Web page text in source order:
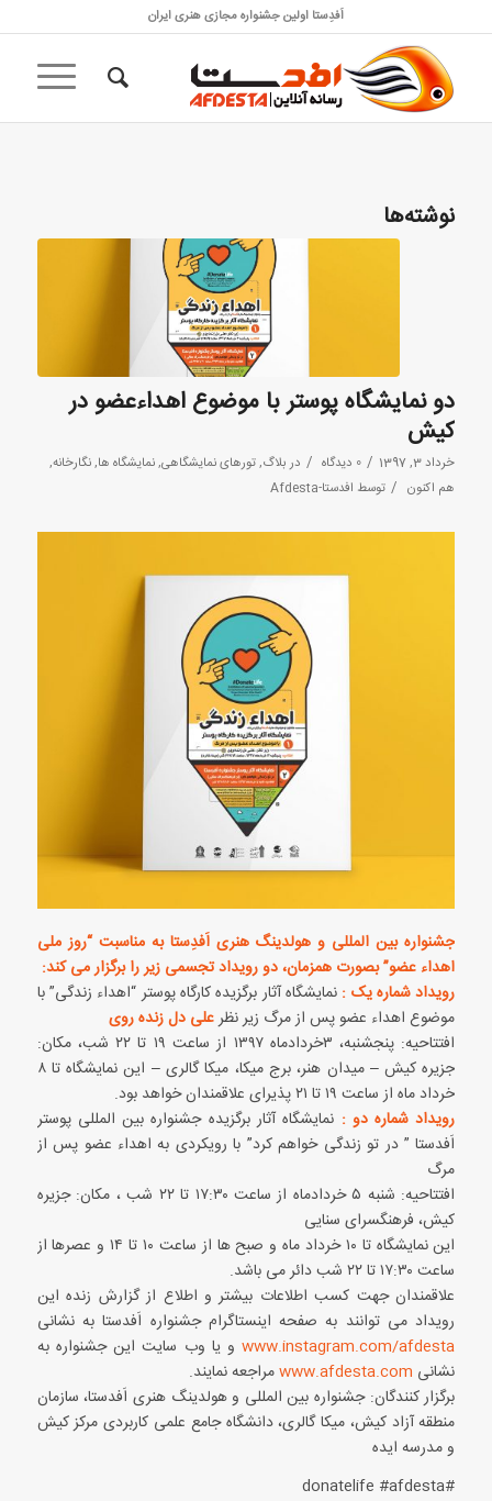
اَفدِستا اولین جشنواره مجازی هنری ایران
نوشته‌ها
دو نمایشگاه پوستر با موضوع اهداء‌عضو در
کیش
خرداد 3, 1397 / 0 دیدگاه / در بلاگ,تورهای نمایشگاهی,نمایشگاه ها,نگارخانه,
هم اکنون / توسط افدستا-Afdesta
جشنواره بین المللی و هولدینگ هنری اَفدِستا به مناسبت “روز ملی
اهداء عضو” بصورت همزمان، دو رویداد تجسمی زیر را برگزار می کند:
رویداد شماره یک : نمایشگاه آثار برگزیده کارگاه پوستر “اهداء زندگی” با
موضوع اهداء عضو پس از مرگ زیر نظرعلی دل زنده روی
افتتاحیه: پنجشنبه، ۳خردادماه ۱۳۹۷ از ساعت ۱۹ تا ۲۲ شب، مکان:
جزیره کیش – میدان هنر، برج میکا، میکا گالری – این نمایشگاه تا ۸
خرداد ماه از ساعت ۱۹ تا ۲۱ پذیرای علاقمندان خواهد بود.
رویداد شماره دو : نمایشگاه آثار برگزیده جشنواره بین المللی پوستر
اَفدستا ” در تو زندگی خواهم کرد” با رویکردی به اهداء عضو پس از
مرگ
افتتاحیه: شنبه ۵ خردادماه از ساعت ۱۷:۳۰ تا ۲۲ شب ، مکان: جزیره
کیش، فرهنگسرای سنایی
این نمایشگاه تا ۱۰ خرداد ماه و صبح ها از ساعت ۱۰ تا ۱۴ و عصرها از
ساعت ۱۷:۳۰ تا ۲۲ شب دائر می باشد.
علاقمندان جهت کسب اطلاعات بیشتر و اطلاع از گزارش زنده این
رویداد می توانند به صفحه اینستاگرام جشنواره اَفدستا به نشانی
www.instagram.com/afdestaو یا وب سایت این جشنواره به
نشانی www.afdesta.comمراجعه نمایند.
برگزار کنندگان: جشنواره بین المللی و هولدینگ هنری اَفدستا، سازمان
منطقه آزاد کیش، میکا گالری، دانشگاه جامع علمی کاربردی مرکز کیش
و مدرسه ایده
#donatelife #afdesta